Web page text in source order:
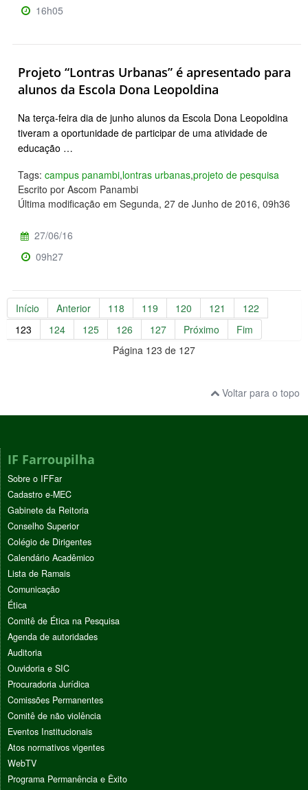
16h05
Projeto “Lontras Urbanas” é apresentado para
alunos da Escola Dona Leopoldina
Na terça-feira dia de junho alunos da Escola Dona Leopoldina
tiveram a oportunidade de participar de uma atividade de
educação …
Tags: campus panambi,lontras urbanas,projeto de pesquisa
Escrito por Ascom Panambi
Última modificação em Segunda, 27 de Junho de 2016, 09h36
27/06/16
09h27
Início Anterior 118 119 120 121
122
123
124 125 126 127 Próximo
Fim
Página 123 de 127
Voltar para o topo
IF Farroupilha
Sobre o IFFar
Cadastro e-MEC
Gabinete da Reitoria
Conselho Superior
Colégio de Dirigentes
Calendário Acadêmico
Lista de Ramais
Comunicação
Ética
Comitê de Ética na Pesquisa
Agenda de autoridades
Auditoria
Ouvidoria e SIC
Procuradoria Jurídica
Comissões Permanentes
Comitê de não violência
Eventos Institucionais
Atos normativos vigentes
WebTV
Programa Permanência e Êxito